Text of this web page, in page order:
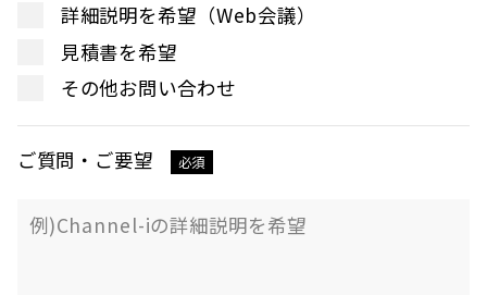
詳細説明を希望（Web会議）
見積書を希望
その他お問い合わせ
ご質問・ご要望 必須